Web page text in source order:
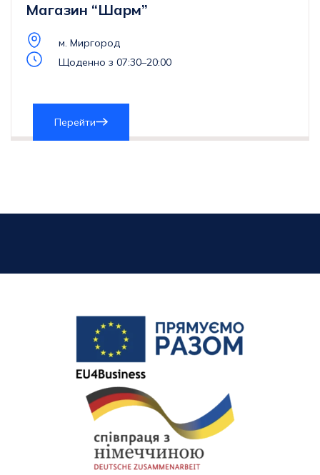
Магазин “Шарм”
м. Миргород
Щоденно з 07:30–20:00
Перейти